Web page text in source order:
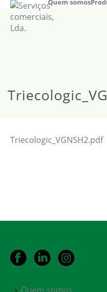
Quem somos
Triecologic_VGNSH2.pdf